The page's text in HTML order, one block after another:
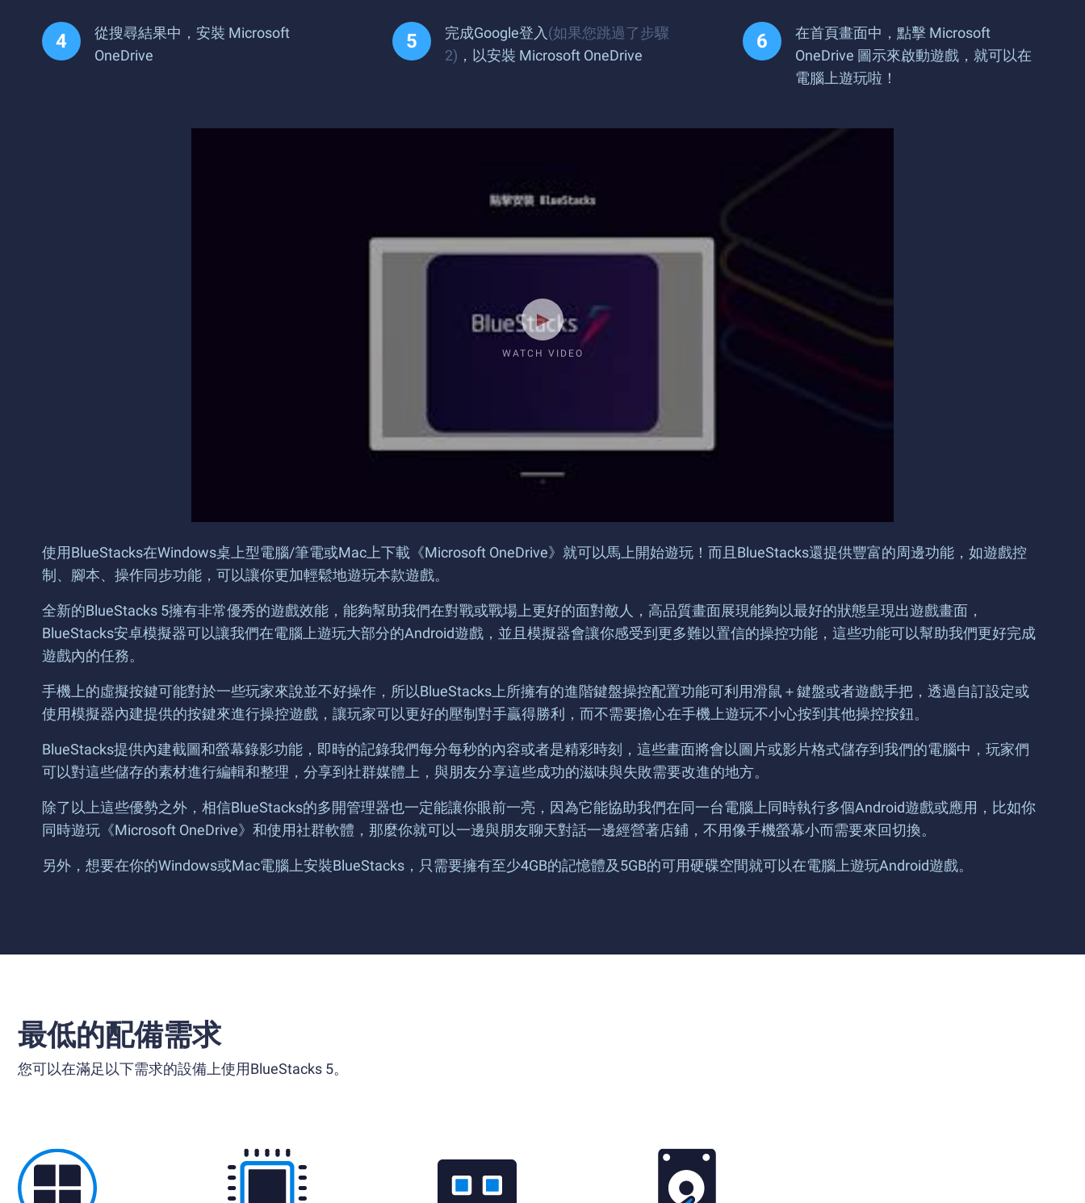
從搜尋結果中，安裝 Microsoft
OneDrive
完成Google登入 (如果您跳過了步驟
2) ，以安裝 Microsoft OneDrive
在首頁畫面中，點擊 Microsoft
OneDrive 圖示來啟動遊戲，就可以在
電腦上遊玩啦！
WATCH VIDEO
使用BlueStacks在Windows桌上型電腦/筆電或Mac上下載《Microsoft OneDrive》就可以馬上開始遊玩！而且BlueStacks還提供豐富的周邊功能，如遊戲控
制、腳本、操作同步功能，可以讓你更加輕鬆地遊玩本款遊戲。
全新的BlueStacks 5擁有非常優秀的遊戲效能，能夠幫助我們在對戰或戰場上更好的面對敵人，高品質畫面展現能夠以最好的狀態呈現出遊戲畫面，
BlueStacks安卓模擬器可以讓我們在電腦上遊玩大部分的Android遊戲，並且模擬器會讓你感受到更多難以置信的操控功能，這些功能可以幫助我們更好完成
遊戲內的任務。
手機上的虛擬按鍵可能對於一些玩家來說並不好操作，所以BlueStacks上所擁有的進階鍵盤操控配置功能可利用滑鼠＋鍵盤或者遊戲手把，透過自訂設定或
使用模擬器內建提供的按鍵來進行操控遊戲，讓玩家可以更好的壓制對手贏得勝利，而不需要擔心在手機上遊玩不小心按到其他操控按鈕。
BlueStacks提供內建截圖和螢幕錄影功能，即時的記錄我們每分每秒的內容或者是精彩時刻，這些畫面將會以圖片或影片格式儲存到我們的電腦中，玩家們
可以對這些儲存的素材進行編輯和整理，分享到社群媒體上，與朋友分享這些成功的滋味與失敗需要改進的地方。
除了以上這些優勢之外，相信BlueStacks的多開管理器也一定能讓你眼前一亮，因為它能協助我們在同一台電腦上同時執行多個Android遊戲或應用，比如你
同時遊玩《Microsoft OneDrive》和使用社群軟體，那麼你就可以一邊與朋友聊天對話一邊經營著店鋪，不用像手機螢幕小而需要來回切換。
另外，想要在你的Windows或Mac電腦上安裝BlueStacks，只需要擁有至少4GB的記憶體及5GB的可用硬碟空間就可以在電腦上遊玩Android遊戲。
最低的配備需求
您可以在滿足以下需求的設備上使用BlueStacks 5。